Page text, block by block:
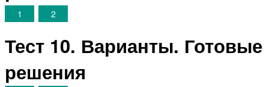
1 2
Тест 10. Варианты. Готовые
решения